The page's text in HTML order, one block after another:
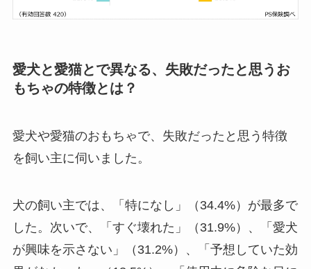
愛犬と愛猫とで異なる、失敗だったと思うお
もちゃの特徴とは？
愛犬や愛猫のおもちゃで、失敗だったと思う特徴
を飼い主に伺いました。
犬の飼い主では、「特になし」（34.4%）が最多で
した。次いで、「すぐ壊れた」（31.9%）、「愛犬
が興味を示さない」（31.2%）、「予想していた効